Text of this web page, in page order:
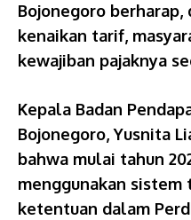
Bojonegoro
kenaikan tarif,
kewajiban pajaknya
Kepala Badan
Bojonegoro, Yusnita
bahwa mulai tahun
menggunakan
ketentuan dalam